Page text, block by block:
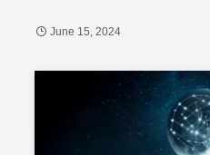
June 15, 2024